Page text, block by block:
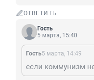
ОТВЕТИТЬ
Гость
5 марта, 15:40
Гость5 марта, 14:49